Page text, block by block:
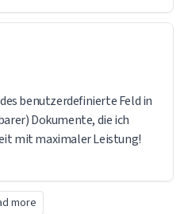
benutzerdefinierte Feld in
Dokumente, die ich
mit maximaler Leistung!
more